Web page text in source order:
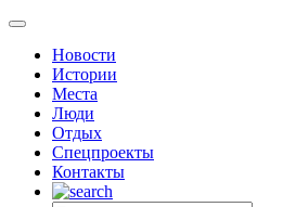
Новости
Истории
Места
Люди
Отдых
Спецпроекты
Контакты